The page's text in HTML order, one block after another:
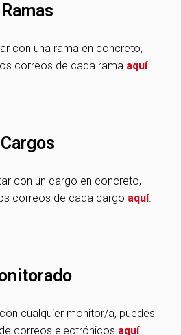
Ramas
con una rama en concreto,
correos de cada rama aquí.
Cargos
con un cargo en concreto,
correos de cada cargo aquí.
cualquier monitor/a, puedes
correos electrónicos aquí.